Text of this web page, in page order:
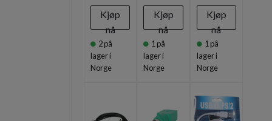
Kjøp
nå
2på
lager i
Norge
Kjøp
nå
1 på
lager i
Norge
Kjøp
nå
1 på
lager i
Norge